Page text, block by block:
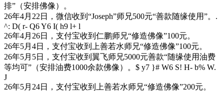
排”（安排佛像）。
26年4月22日，微信收到“Joseph”师兄500元“善款随缘使用”。 .
^: D( r- Q6 Y6 I( h9 l+ l
26年4月26日，支付宝收到仁鹏师兄“修造佛像”100元。
26年5月4日，支付宝收到上善若水师兄“修造佛像”100元。
26年5月5日，支付宝收到翼飞师兄5000元善款“随缘使用油费
等均可”（安排油费1000余款佛像）。 $ y7 }# W6 S! H- b% W.
J
26年5月24日，支付宝收到上善若水师兄“修造佛像”200元。